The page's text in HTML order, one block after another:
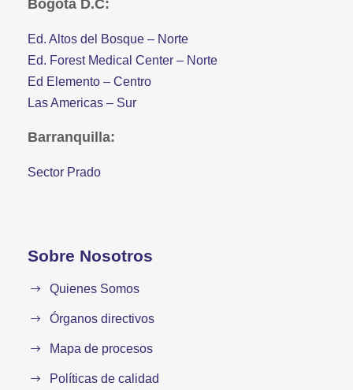
Bogotá D.C:
Ed. Altos del Bosque – Norte
Ed. Forest Medical Center – Norte
Ed Elemento – Centro
Las Americas – Sur
Barranquilla:
Sector Prado
Sobre Nosotros
Quienes Somos
Órganos directivos
Mapa de procesos
Políticas de calidad